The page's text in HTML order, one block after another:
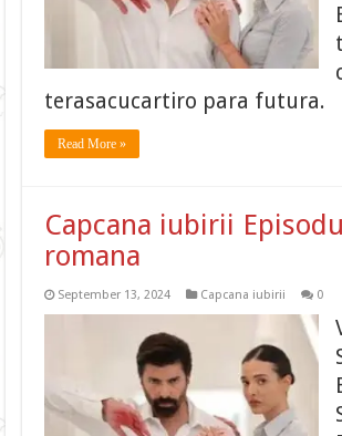
terasacucartiro para futura.
Read More »
Capcana iubirii
romana
September 13, 2024 Capcana iubirii 0